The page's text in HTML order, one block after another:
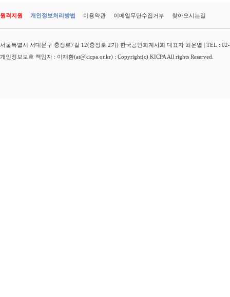
원격지원 개인정보처리방법 이용약관 이메일무단수집거부 찾아오시는길
서울특별시 서대문구 충정로7길 12(충정로 2가) 한국공인회계사회 대표자 최운열 | TEL :
개인정보보호 책임자 : 이재환(at@kicpa.or.kr) : Copyright(c) KICPA All rights Reserved.